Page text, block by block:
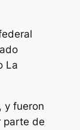
La
y fueron
parte de